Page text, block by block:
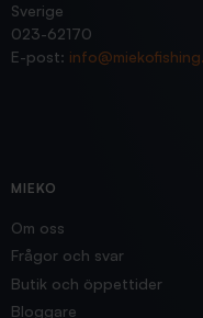
Sverige
023-62170
E-post:
MIEKO
Om oss
Frågor och svar
Butik och öppettider
Bloggare